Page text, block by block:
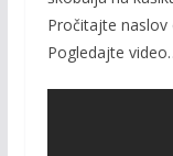
k
Pročitajte naslov
Pogledajte